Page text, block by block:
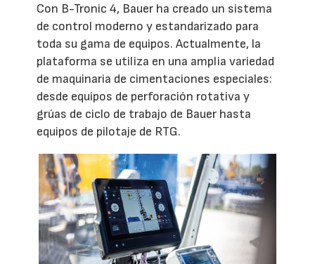
Con B-Tronic 4, Bauer ha creado un sistema
de control moderno y estandarizado para
toda su gama de equipos. Actualmente, la
plataforma se utiliza en una amplia variedad
de maquinaria de cimentaciones especiales:
desde equipos de perforación rotativa y
grúas de ciclo de trabajo de Bauer hasta
equipos de pilotaje de RTG.